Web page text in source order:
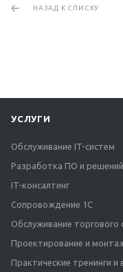
НАЗАД К СПИСКУ
УСЛУГИ
Обслуживание IT-систем
Разработка ПО и решений
IT-консалтинг
Сопровождение 1С
Обслуживание торгового
Проектирование и
Практические тренинги и